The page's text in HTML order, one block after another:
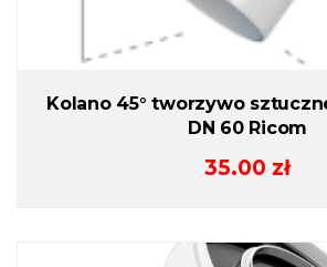
Kolano 45° tworzywo
DN 60 Ricom
35.00 zł